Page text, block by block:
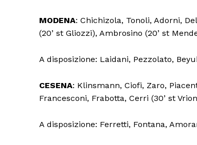
MODENA: Chichizola, Tonoli, Adorni,
(20’ st Gliozzi), Ambrosino (20’ st
A disposizione: Laidani, Pezzolato,
CESENA: Klinsmann, Ciofi, Zaro,
Francesconi, Frabotta, Cerri (30’ st
A disposizione: Ferretti, Fontana,